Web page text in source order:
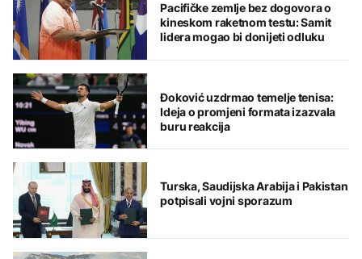
Pacifičke zemlje bez dogovora o
kineskom raketnom testu: Samit
lidera mogao bi donijeti odluku
Đoković uzdrmao temelje tenisa:
Ideja o promjeni formata izazvala
buru reakcija
Turska, Saudijska Arabija i Pakistan
potpisali vojni sporazum